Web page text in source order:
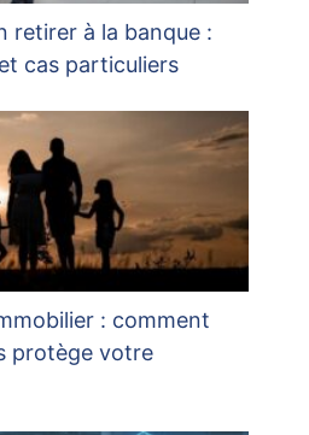
retirer à la banque :
cas particuliers
: comment
protège votre